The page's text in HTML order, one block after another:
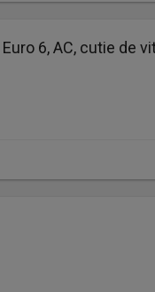
6, AC, cutie de